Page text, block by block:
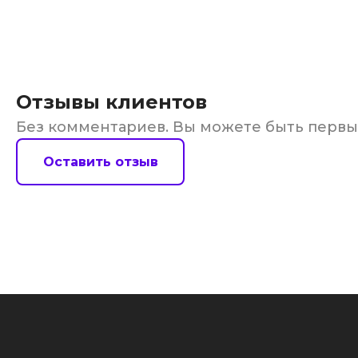
Отзывы клиентов
Без комментариев. Вы можете быть
Оставить отзыв